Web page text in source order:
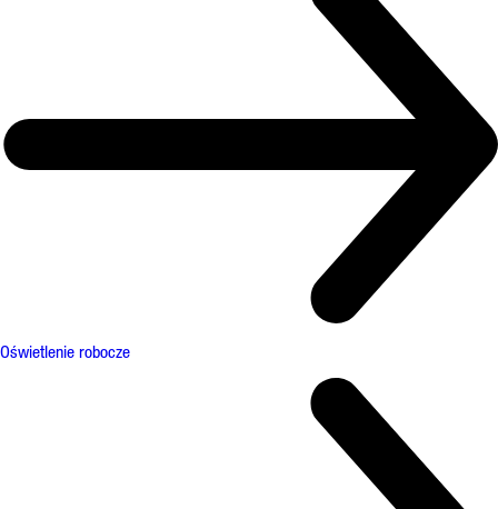
Oświetlenie robocze